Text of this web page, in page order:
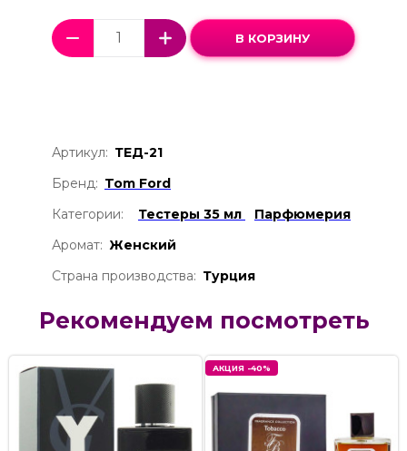
В КОРЗИНУ
Артикул: ТЕД-21
Бренд: Tom Ford
Категории:
Тестеры 35 мл
Парфюмерия
Аромат: Женский
Страна производства: Турция
Рекомендуем посмотреть
АКЦИЯ -40%